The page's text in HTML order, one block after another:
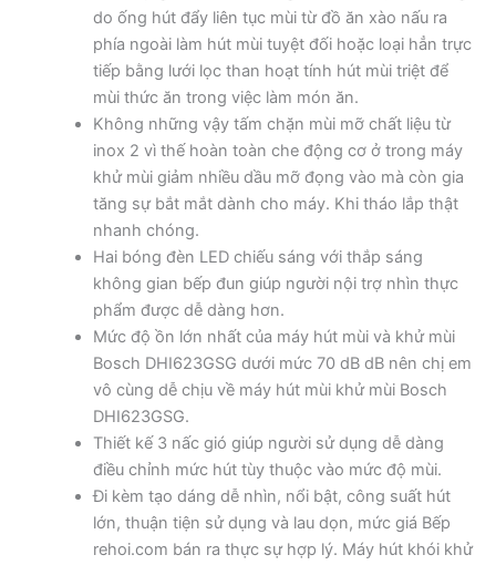
do ống hút đẩy liên tục mùi từ đồ ăn xào nấu ra
phía ngoài làm hút mùi tuyệt đối hoặc loại hẳn trực
tiếp bằng lưới lọc than hoạt tính hút mùi triệt để
mùi thức ăn trong việc làm món ăn.
Không những vậy tấm chặn mùi mỡ chất liệu từ
inox 2 vì thế hoàn toàn che động cơ ở trong máy
khử mùi giảm nhiều dầu mỡ đọng vào mà còn gia
tăng sự bắt mắt dành cho máy. Khi tháo lắp thật
nhanh chóng.
Hai bóng đèn LED chiếu sáng với thắp sáng
không gian bếp đun giúp người nội trợ nhìn thực
phẩm được dễ dàng hơn.
Mức độ ồn lớn nhất của máy hút mùi và khử mùi
Bosch DHI623GSG dưới mức 70 dB dB nên chị em
vô cùng dễ chịu về máy hút mùi khử mùi Bosch
DHI623GSG.
Thiết kế 3 nấc gió giúp người sử dụng dễ dàng
điều chỉnh mức hút tùy thuộc vào mức độ mùi.
Đi kèm tạo dáng dễ nhìn, nổi bật, công suất hút
lớn, thuận tiện sử dụng và lau dọn, mức giá Bếp
rehoi.com bán ra thực sự hợp lý. Máy hút khói khử